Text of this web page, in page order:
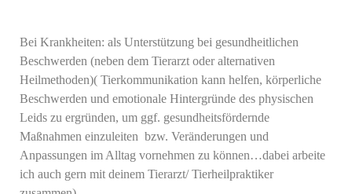
Bei Krankheiten: als Unterstützung bei gesundheitlichen
Beschwerden (neben dem Tierarzt oder alternativen
Heilmethoden)( Tierkommunikation kann helfen, körperliche
Beschwerden und emotionale Hintergründe des physischen
Leids zu ergründen, um ggf. gesundheitsfördernde
Maßnahmen einzuleiten bzw. Veränderungen und
Anpassungen im Alltag vornehmen zu können…dabei arbeite
ich auch gern mit deinem Tierarzt/ Tierheilpraktiker